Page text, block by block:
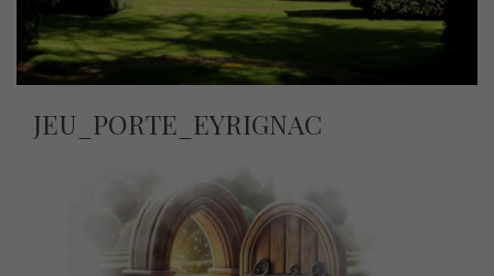
JEU_PORTE_EYRIGNAC